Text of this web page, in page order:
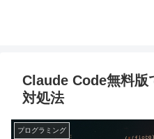
Claude Code無料版
対処法
プログラミング